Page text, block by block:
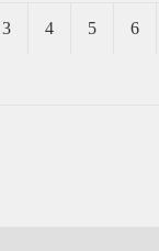
3 4 5 6